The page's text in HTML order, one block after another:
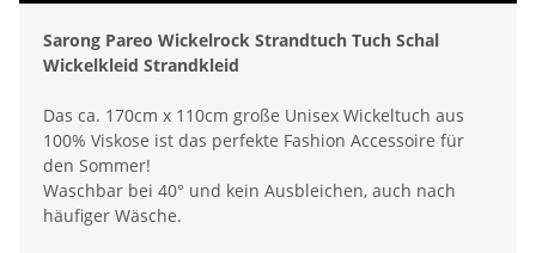
Sarong Pareo Wickelrock Strandtuch Tuch Schal
Wickelkleid Strandkleid
Das ca. 170cm x 110cm große Unisex Wickeltuch aus
100% Viskose ist das perfekte Fashion Accessoire für
den Sommer!
Waschbar bei 40° und kein Ausbleichen, auch nach
häufiger Wäsche.